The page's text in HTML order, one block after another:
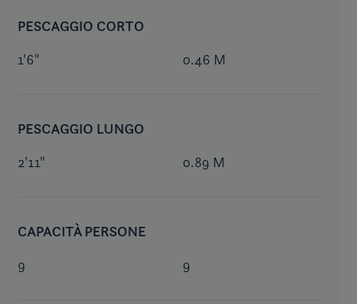
PESCAGGIO CORTO
1'6" 0.46 M
PESCAGGIO LUNGO
2'11" 0.89 M
CAPACITÀ PERSONE
9 9